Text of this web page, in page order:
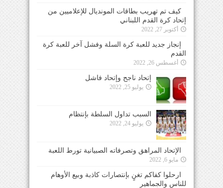
كيف تم تهريب بطاقات المونديال للإعلاميين من
إتحاد كرة القدم اللبناني
أكتوبر 27, 2022
إنجاز جديد للعبة كرة السلة وفشل آخر للعبة كرة
القدم
أغسطس 26, 2022
إتحاد ناجح وإتحاد فاشل
يوليو 25, 2022
السبب تداول السلطة بإنتظام
يوليو 24, 2022
الإتحاد المراهق وتصرفاته الصبيانية تورط اللعبة
مايو 6, 2022
ارحلوا كفاكم تغنٍ بإنتصارات كاذبة وبيع الأوهام
للناس والجماهير